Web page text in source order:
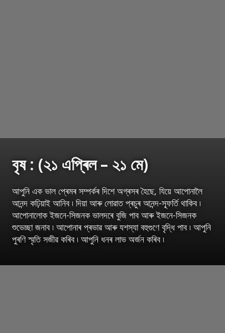
বৃষ : (২১ এপ্ৰিল – ২১ মে)
আপুনি এক ভাল প্ৰেমৰ সম্পৰ্কৰ দিশে অগ্ৰসৰ হৈছে, যিয়ে আপোনালৈ
আনন্দ কঢ়িয়াই আনিব ৷ দিয়া আৰু লোৱাত প্ৰচুৰ আনন্দ-স্ফূৰ্তি থাকিব ৷
আপোনালোক ইজনে-সিজনক ভালদৰে বুজি পাব আৰু ইজনে-সিজনক
শুভেচ্ছা জনাব ৷ আপোনাৰ প্ৰভাৱ আৰু যশস্যা বহুগুণে বৃদ্ধি পাব ৷ আপুনি
পুৰণি স্মৃতি সজীৱ কৰিব ৷ আপুনি ধনৰ লাভ অৰ্জন কৰিব ৷